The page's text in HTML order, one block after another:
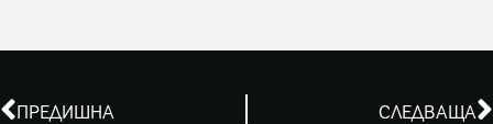
ПРЕДИШНА СЛЕДВАЩА